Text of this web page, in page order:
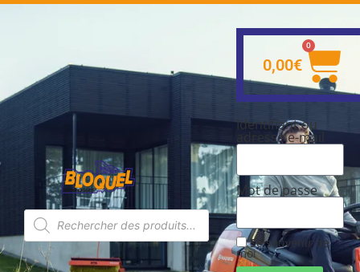
0,00€
0
Identifiant ou
adresse e-mail
Mot de passe
Se souvenir de
moi